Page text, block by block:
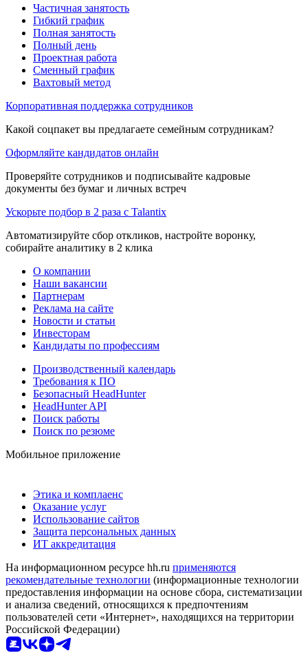
Частичная занятость
Гибкий график
Полная занятость
Полный день
Проектная работа
Сменный график
Вахтовый метод
Корпоративная поддержка сотрудников
Какой соцпакет вы предлагаете семейным сотрудникам?
Оформляйте кандидатов онлайн
Проверяйте сотрудников и подписывайте кадровые
документы без бумаг и личных встреч
Ускорьте подбор в 2 раза с Talantix
Автоматизируйте сбор откликов, настройте воронку,
собирайте аналитику в 2 клика
О компании
Наши вакансии
Партнерам
Реклама на сайте
Новости и статьи
Инвесторам
Кандидаты по профессиям
Производственный календарь
Требования к ПО
Безопасный HeadHunter
HeadHunter API
Поиск работы
Поиск по резюме
Мобильное приложение
Этика и комплаенс
Оказание услуг
Использование сайтов
Защита персональных данных
ИТ аккредитация
На информационном ресурсе hh.ru применяются
рекомендательные технологии (информационные технологии
предоставления информации на основе сбора, систематизации
и анализа сведений, относящихся к предпочтениям
пользователей сети «Интернет», находящихся на территории
Российской Федерации)